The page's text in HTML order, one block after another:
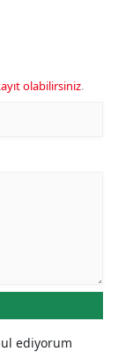
olabilirsiniz.
ediyorum